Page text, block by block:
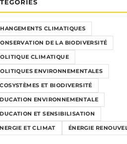
CLIMATIQUES
DE LA BIODIVERSITÉ
CLIMATIQUE
ENVIRONNEMENTALES
ET BIODIVERSITÉ
ENVIRONNEMENTALE
ET SENSIBILISATION
ET CLIMAT ÉNERGIE